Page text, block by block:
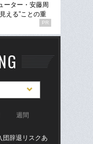
ーター・安藤周
える”ことの重
PR
週間
団辞退リスクあ